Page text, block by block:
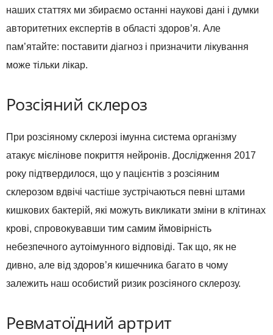
наших статтях ми збираємо останні наукові дані і думки
авторитетних експертів в області здоров’я. Але
пам’ятайте: поставити діагноз і призначити лікування
може тільки лікар.
Розсіяний склероз
При розсіяному склерозі імунна система організму
атакує мієлінове покриття нейронів. Дослідження 2017
року підтвердилося, що у пацієнтів з розсіяним
склерозом вдвічі частіше зустрічаються певні штами
кишкових бактерій, які можуть викликати зміни в клітинах
крові, спровокувавши тим самим ймовірність
небезпечного аутоімунного відповіді. Так що, як не
дивно, але від здоров’я кишечника багато в чому
залежить наш особистий ризик розсіяного склерозу.
Ревматоїдний артрит